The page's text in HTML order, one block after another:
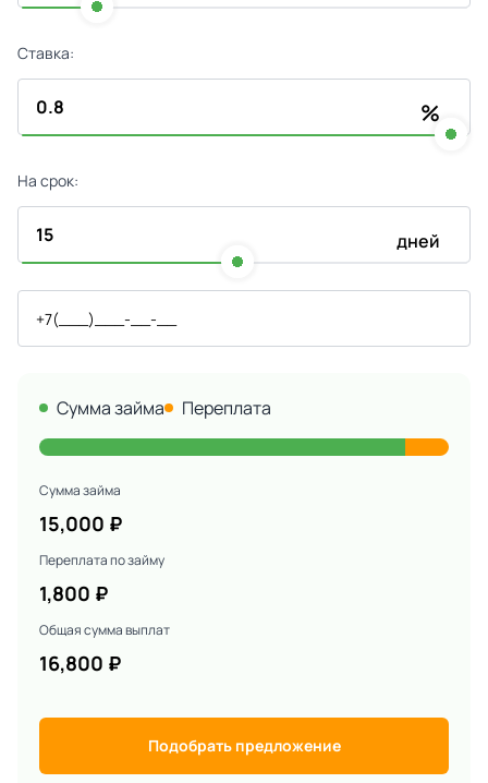
Ставка:
%
На срок:
дней
Сумма займа Переплата
Сумма займа
15,000 ₽
Переплата по займу
1,800 ₽
Общая сумма выплат
16,800 ₽
Подобрать предложение